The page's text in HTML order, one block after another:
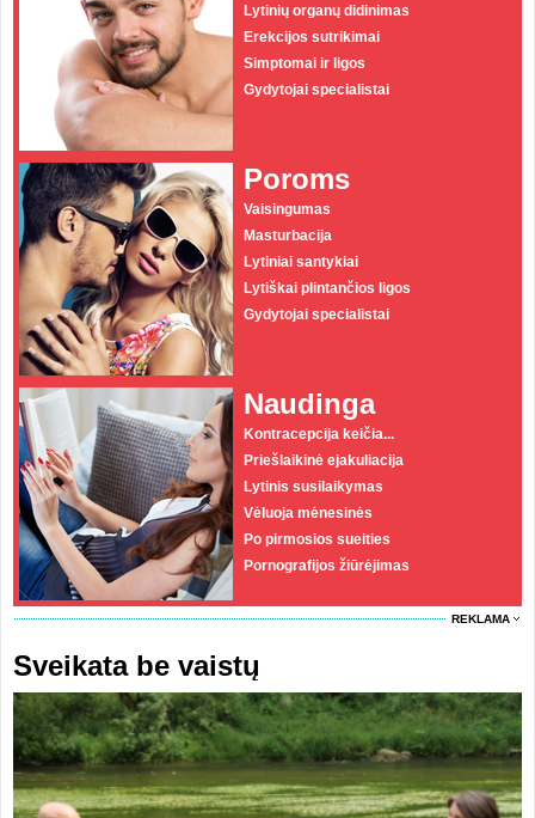
Lytinių organų didinimas
Erekcijos sutrikimai
Simptomai ir ligos
Gydytojai specialistai
Poroms
Vaisingumas
Masturbacija
Lytiniai santykiai
Lytiškai plintančios ligos
Gydytojai specialistai
Naudinga
Kontracepcija keičia...
Priešlaikinė ejakuliacija
Lytinis susilaikymas
Vėluoja mėnesinės
Po pirmosios sueities
Pornografijos žiūrėjimas
REKLAMA
Sveikata be vaistų